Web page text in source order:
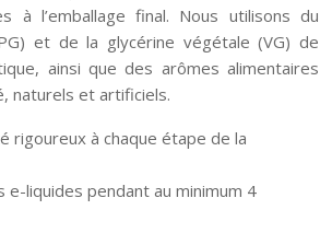
à l’emballage final. Nous utilisons du
et de la glycérine végétale (VG) de
ainsi que des arômes alimentaires
naturels et artificiels.
rigoureux à chaque étape de la
e-liquides pendant au minimum 4